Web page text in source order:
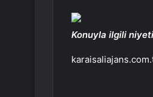
Konuyla ilgili